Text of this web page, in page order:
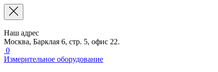
Наш адрес
Москва, Барклая 6, стр. 5, офис 22.
0
Измерительное оборудование